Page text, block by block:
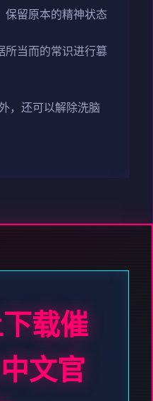
留原本的精神状态
当而的常识进行篡
，还可以解除洗脑
载催
文官